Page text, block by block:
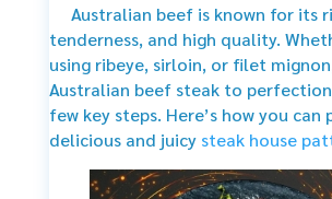
Australian beef is known for its
tenderness, and high quality.
using ribeye, sirloin, or filet
Australian beef steak to
few key steps. Here’s how you can
delicious and juicy steak house